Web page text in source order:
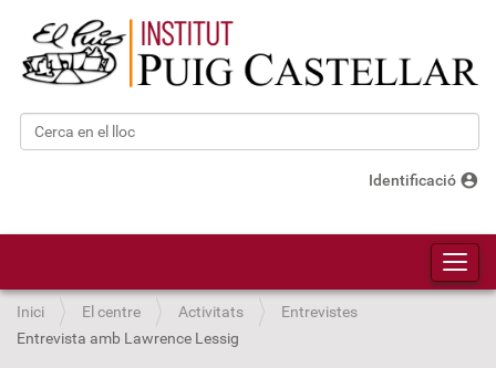
Cerca
Identificació account_circle
Inici El centre Activitats
Entrevistes
Entrevista amb Lawrence Lessig